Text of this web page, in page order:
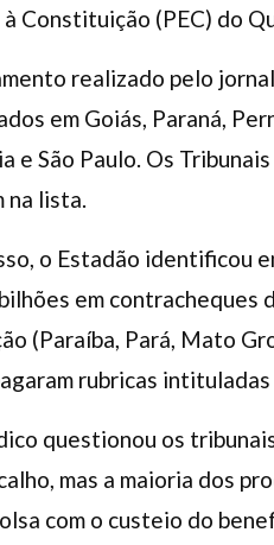
à Constituição (PEC) do
realizado pelo
em Goiás, Paraná,
e São Paulo. Os
na lista.
o Estadão identificou
em
(Paraíba, Pará, Mato
rubricas
questionou os
mas a maioria dos
com o custeio do